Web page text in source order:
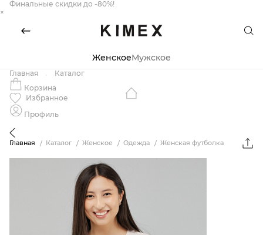
Финальные скидки до -80%!
×
ЖенскоеМужское
Главная
Каталог
Корзина
Избранное
Профиль
Главная Каталог Женское Одежда Женская футболка